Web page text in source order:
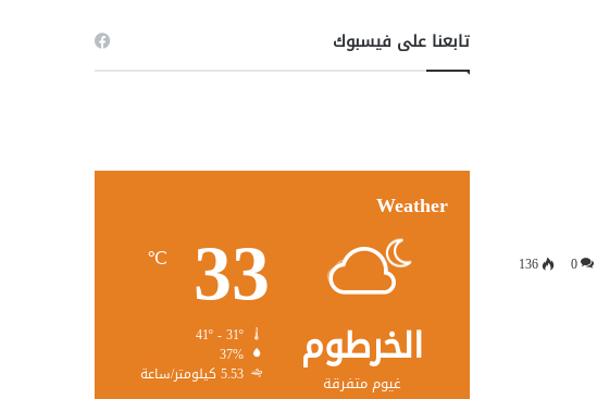
0
136
تابعنا على فيسبوك
Weather
الخرطوم
غيوم متفرقة
33
℃
37%
5.53 كيلومتر/ساعة